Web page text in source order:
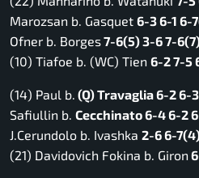
Marozsan b. Gasquet 6-3 6-1 6-
Ofner b. Borges7-6(5) 3-6 7-
(10) Tiafoe b. (WC) Tien 6-2 7-5
(14) Paul b. (Q) Travaglia 6-2 6-
Safiullin b. Cecchinato 6-4 6-2
J.Cerundolo b. Ivashka 2-6 6-
(21) Davidovich Fokina b. Giron